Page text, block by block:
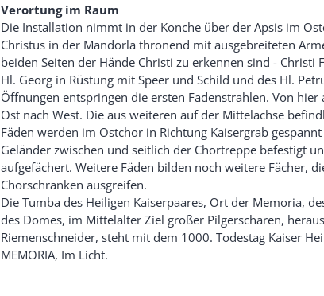
Verortung im Raum
Die Installation nimmt in der Konche über der Apsis im
Christus in der Mandorla thronend mit ausgebreiteten
beiden Seiten der Hände Christi zu erkennen sind -
Hl. Georg in Rüstung mit Speer und Schild und des Hl.
Öffnungen entspringen die ersten Fadenstrahlen. Von
Ost nach West. Die aus weiteren auf der Mittelachse
Fäden werden im Ostchor in Richtung Kaisergrab
Geländer zwischen und seitlich der Chortreppe befestigt
aufgefächert. Weitere Fäden bilden noch weitere Fächer,
Chorschranken ausgreifen.
Die Tumba des Heiligen Kaiserpaares, Ort der Memoria,
des Domes, im Mittelalter Ziel großer Pilgerscharen,
Riemenschneider, steht mit dem 1000. Todestag Kaiser
MEMORIA, Im Licht.